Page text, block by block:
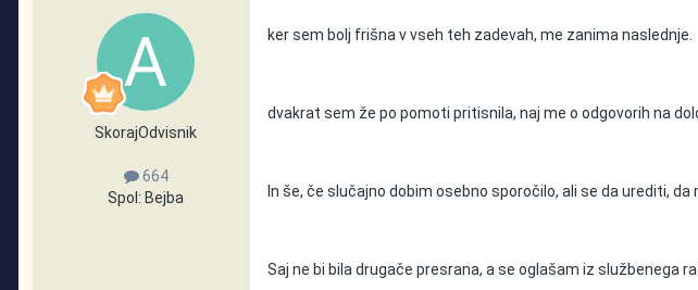
SkorajOdvisnik
664
Spol: Bejba
ker sem bolj frišna v vseh teh zadevah, me zanima naslednje.
dvakrat sem že po pomoti pritisnila, naj me o odgovorih na
In še, če slučajno dobim osebno sporočilo, ali se da urediti,
Saj ne bi bila drugače presrana, a se oglašam iz službenega